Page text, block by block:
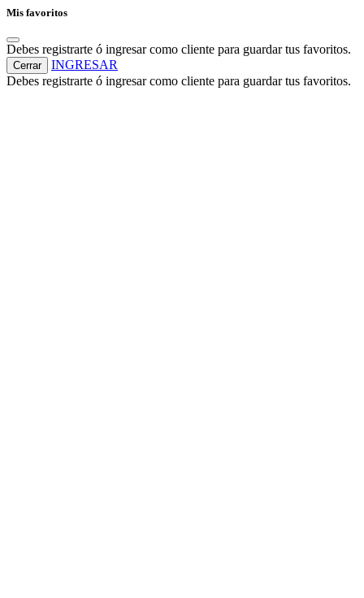
Mis favoritos
Debes registrarte ó ingresar como cliente para guardar tus favoritos.
Cerrar
INGRESAR
Debes registrarte ó ingresar como cliente para guardar tus favoritos.